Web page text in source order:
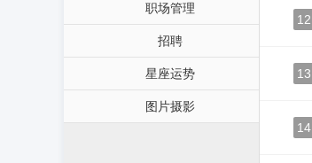
职场管理
招聘
星座运势
图片摄影
12
13
14